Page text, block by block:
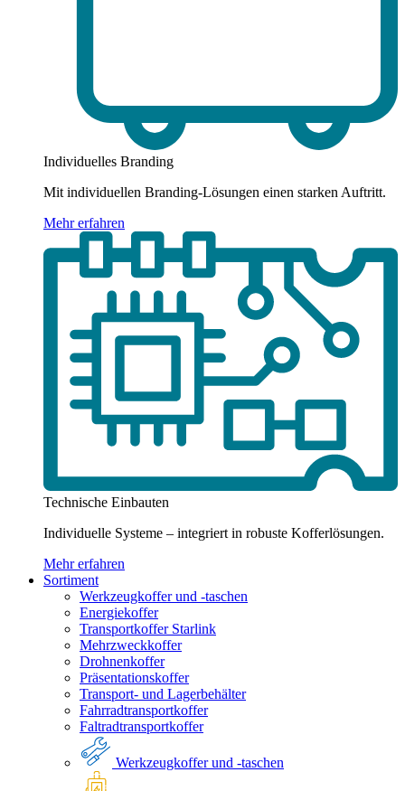
Individuelles Branding
Mit individuellen Branding-Lösungen einen starken Auftritt.
Mehr erfahren
Technische Einbauten
Individuelle Systeme – integriert in robuste Kofferlösungen.
Mehr erfahren
Sortiment
Werkzeugkoffer und -taschen
Energiekoffer
Transportkoffer Starlink
Mehrzweckkoffer
Drohnenkoffer
Präsentationskoffer
Transport- und Lagerbehälter
Fahrradtransportkoffer
Faltradtransportkoffer
Werkzeugkoffer und -taschen